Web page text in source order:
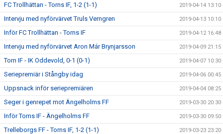
FC Trollhättan - Torns IF, 1-2 (1-1) 2019-04-14 13:10
Intervju med nyförvärvet Truls Verngren 2019-04-13 10:10
Inför FC Trollhättan - Torns IF 2019-04-12 16:48
Intervju med nyförvärvet Aron Már Brynjarsson 2019-04-09 21:15
Torn IF - IK Oddevold, 0-1 (0-1) 2019-04-07 10:30
Seriepremiär i Stångby idag 2019-04-06 00:45
Uppsnack inför seriepremiären 2019-04-04 08:25
Seger i genrepet mot Ängelholms FF 2019-03-30 20:30
Inför Torns IF - Ängelholms FF 2019-03-30 09:50
Trelleborgs FF - Torns IF, 1-2 (1-1) 2019-03-23 23:20